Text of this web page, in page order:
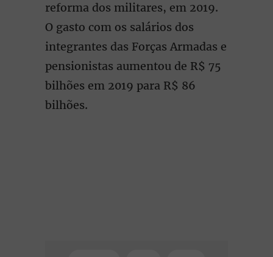
reforma dos militares, em 2019.
O gasto com os salários dos
integrantes das Forças Armadas e
pensionistas aumentou de R$ 75
bilhões em 2019 para R$ 86
bilhões.